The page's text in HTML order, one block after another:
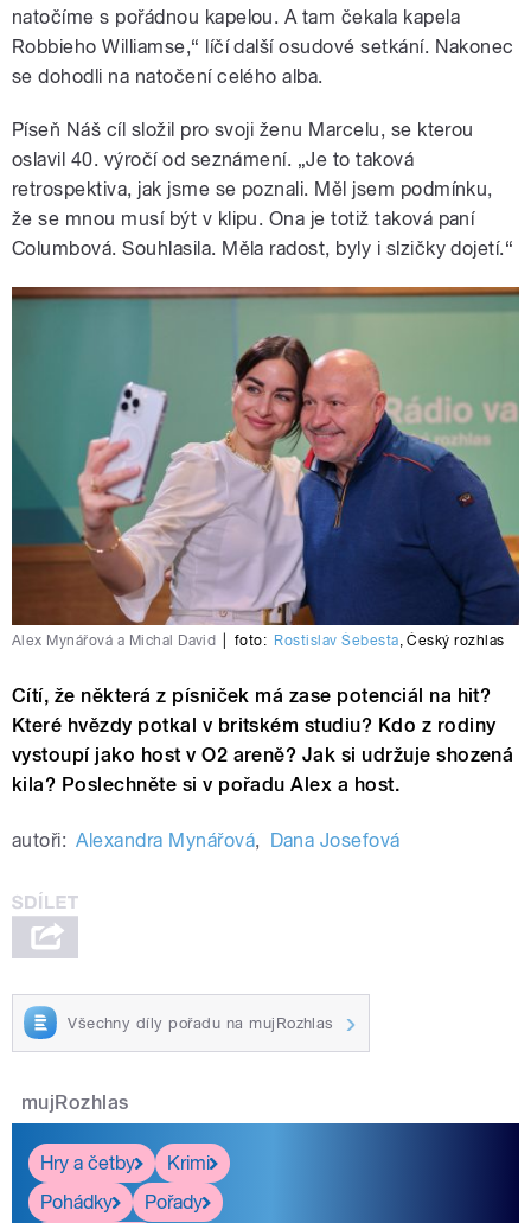
natočíme s pořádnou kapelou. A tam čekala kapela
Robbieho Williamse,“ líčí další osudové setkání. Nakonec
se dohodli na natočení celého alba.
Píseň Náš cíl složil pro svoji ženu Marcelu, se kterou
oslavil 40. výročí od seznámení. „Je to taková
retrospektiva, jak jsme se poznali. Měl jsem podmínku,
že se mnou musí být v klipu. Ona je totiž taková paní
Columbová. Souhlasila. Měla radost, byly i slzičky dojetí.“
Alex Mynářová a Michal David foto: Rostislav Šebesta,Český rozhlas
Cítí, že některá z písniček má zase potenciál na hit?
Které hvězdy potkal v britském studiu? Kdo z rodiny
vystoupí jako host v O2 areně? Jak si udržuje shozená
kila? Poslechněte si v pořadu Alex a host.
autoři: Alexandra Mynářová, Dana Josefová
Všechny díly pořadu na mujRozhlas
mujRozhlas
Hry a četby
Krimi
Pohádky
Pořady